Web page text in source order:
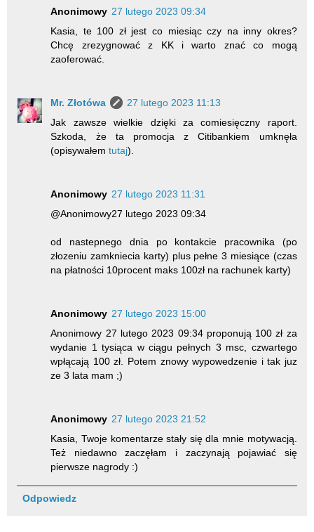
Anonimowy 27 lutego 2023 09:34
Kasia, te 100 zł jest co miesiąc czy na inny okres?
Chcę zrezygnować z KK i warto znać co mogą
zaoferować.
Mr. Złotówa
27 lutego 2023 11:13
Jak zawsze wielkie dzięki za comiesięczny raport.
Szkoda, że ta promocja z Citibankiem umknęła
(opisywałemtutaj).
Anonimowy 27 lutego 2023 11:31
@Anonimowy27 lutego 2023 09:34
od nastepnego dnia po kontakcie pracownika (po
złozeniu zamkniecia karty) plus pełne 3 miesiące (czas
na płatności 10procent maks 100zł na rachunek karty)
Anonimowy 27 lutego 2023 15:00
Anonimowy 27 lutego 2023 09:34 proponują 100 zł za
wydanie 1 tysiąca w ciągu pełnych 3 msc, czwartego
wpłącają 100 zł. Potem znowy wypowedzenie i tak juz
ze 3 lata mam ;)
Anonimowy 27 lutego 2023 21:52
Kasia, Twoje komentarze stały się dla mnie motywacją.
Też niedawno zaczęłam i zaczynają pojawiać się
pierwsze nagrody :)
Odpowiedz